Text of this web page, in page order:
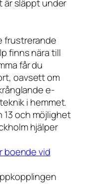
är släppt under
frustrerande
finns nära till
får du
oavsett om
e-
i hemmet.
13 och möjlighet
hjälper
boende vid